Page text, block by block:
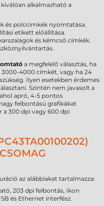
kiválóan alkalmazható a
és polccímkék nyomtatása.
etikett előállítása.
és kémcső címkék.
a megfelelő választás, ha
4000 címkét, vagy ha 24
Ilyen esetekben érdemes
Szintén nem javasolt a
apró, 4-5 pontos
felbontású grafikákat
a 300 dpi vagy 600 dpi
az alábbiakat tartalmazza:
203 dpi felbontás, Ikon
és Ethernet interfész.